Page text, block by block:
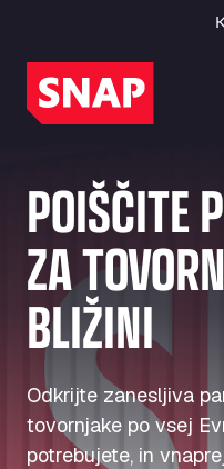
POIŠČITE
ZA
BLIŽINI
Odkrijte zanesljiva
tovornjake po vsej
potrebujete, in